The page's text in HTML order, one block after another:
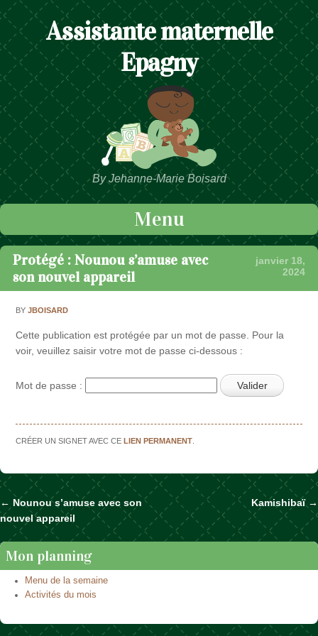
Assistante maternelle
Epagny
By Jehanne-Marie Boisard
Menu
Passer au contenu
Protégé : Nounou s’amuse avec
son nouvel appareil
janvier 18,
2024
BYJBOISARD
Cette publication est protégée par un mot de passe. Pour la
voir, veuillez saisir votre mot de passe ci-dessous :
Mot de passe :
CRÉER UN SIGNET AVEC CELIEN PERMANENT
Naviguer dans les articles
← Nounou s’amuse avec son
nouvel appareil
Kamishibaï →
Mon planning
Menu de la semaine
Activités du mois